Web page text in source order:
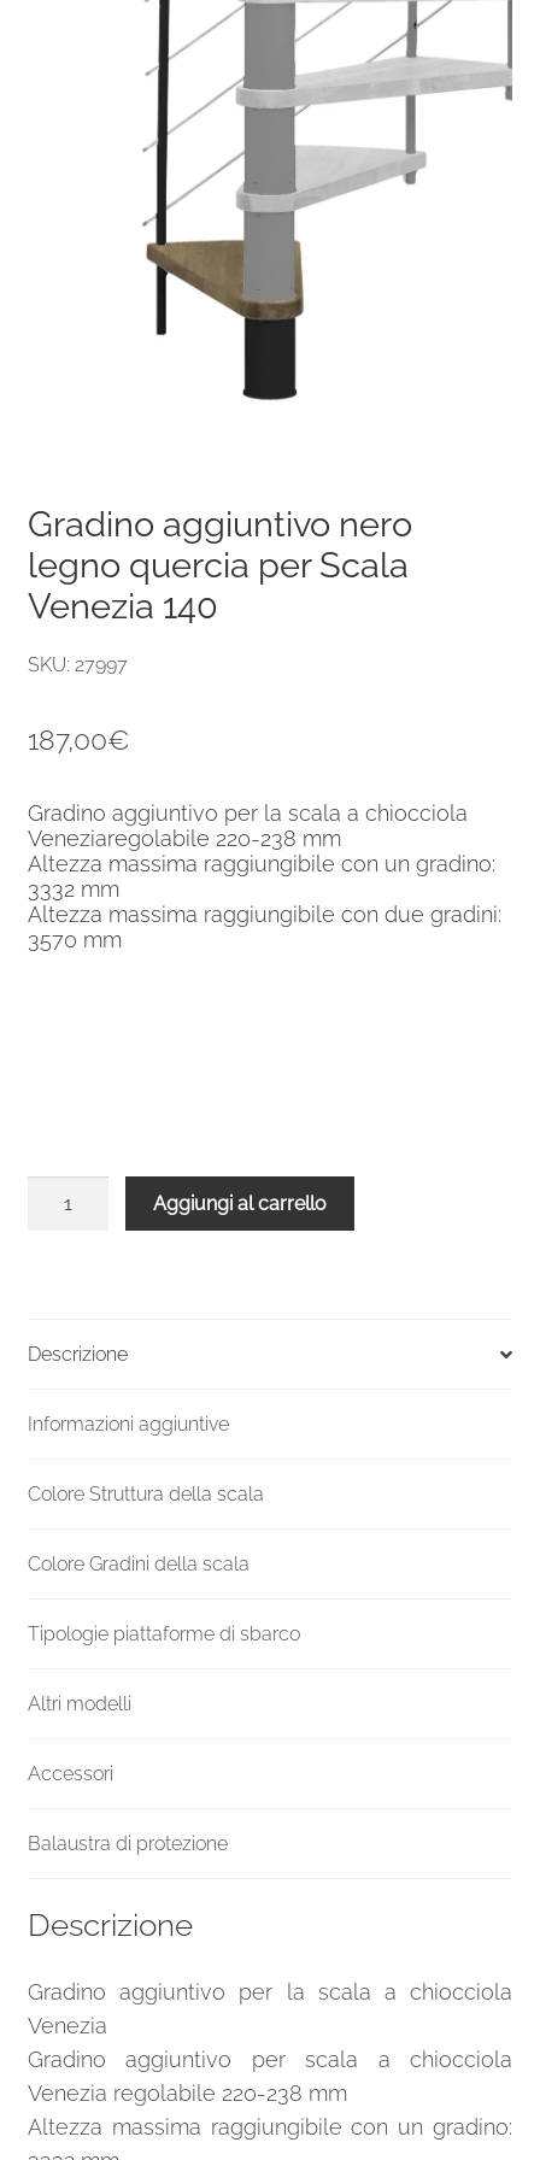
Gradino aggiuntivo nero
legno quercia per Scala
Venezia 140
SKU: 27997
187,00€
Gradino aggiuntivo per la scala a chiocciola
Veneziaregolabile 220-238 mm
Altezza massima raggiungibile con un gradino:
3332 mm
Altezza massima raggiungibile con due gradini:
3570 mm
140
Aggiungi al carrello
Descrizione
Informazioni aggiuntive
Colore Struttura della scala
Colore Gradini della scala
Tipologie piattaforme di sbarco
Altri modelli
Accessori
Balaustra di protezione
Descrizione
Gradino aggiuntivo per la scala a chiocciola
Venezia
Gradino aggiuntivo per scala a chiocciola
Venezia regolabile 220-238 mm
Altezza massima raggiungibile con un gradino: